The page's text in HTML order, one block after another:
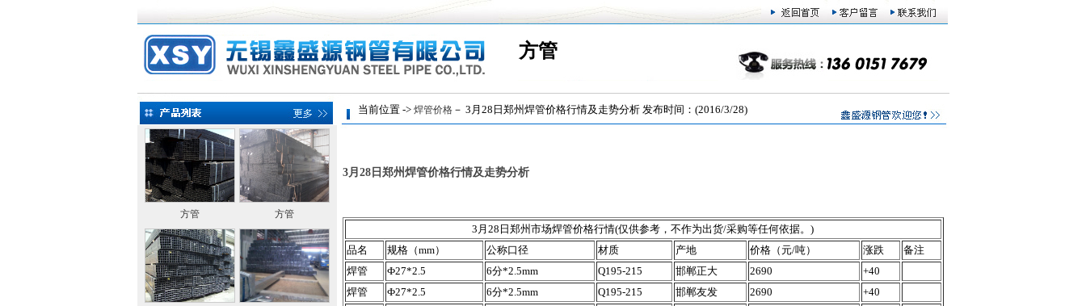
方管
方管 方管
当前位置 -> 焊管价格－ 3月28日郑州焊管价格行情及走势分析 发布时间：(2016/3/28)
3月28日郑州焊管价格行情及走势分析
3月28日郑州市场焊管价格行情(仅供参考，不作为出货/采购等任何依据。)
品名
规格（mm） 公称口径 材质 产地 价格（元/吨） 涨跌
备注
焊管
Ф27*2.5 6分*2.5mm Q195-215 邯郸正大 2690
+40
焊管
Ф27*2.5 6分*2.5mm Q195-215 邯郸友发 2690
+40